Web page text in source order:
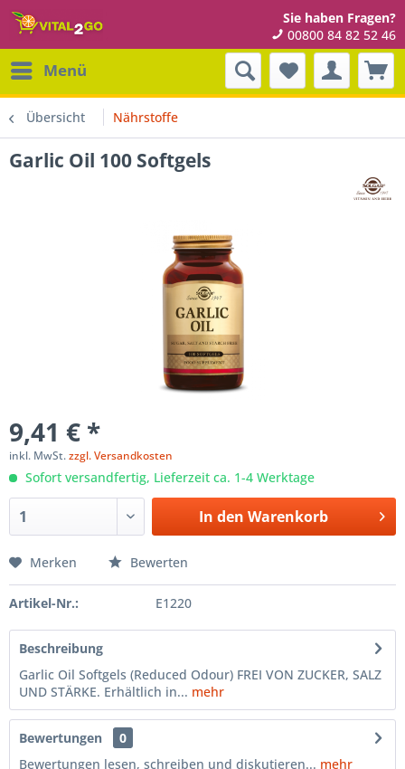
Sie haben Fragen?
00800 84 82 52 46
Menü
Übersicht Nährstoffe
Garlic Oil 100 Softgels
9,41 € *
inkl. MwSt.zzgl. Versandkosten
Sofort versandfertig, Lieferzeit ca. 1-4 Werktage
In den Warenkorb
Merken Bewerten
Artikel-Nr.: E1220
Beschreibung
Garlic Oil Softgels (Reduced Odour) FREI VON ZUCKER, SALZ
UND STÄRKE. Erhältlich in... mehr
Bewertungen
0
Bewertungen lesen, schreiben und diskutieren... mehr